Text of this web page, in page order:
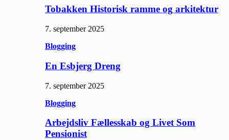
Tobakken Historisk ramme og arkitektur
7. september 2025
Blogging
En Esbjerg Dreng
7. september 2025
Blogging
Arbejdsliv Fællesskab og Livet Som
Pensionist